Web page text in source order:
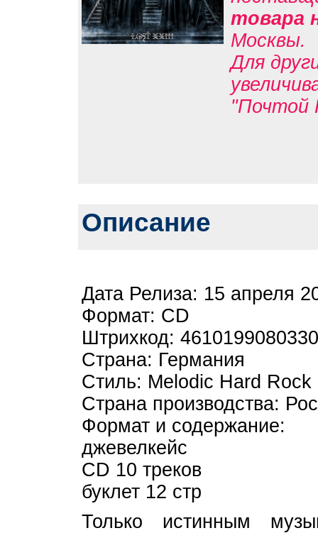
товара
Москвы.
Для
"Почтой
Описание
Дата Релиза: 15 апреля
Формат: CD
Штрихкод: 4610199080330
Страна: Германия
Стиль: Melodic Hard Rock
Страна производства:
Формат и содержание:
джевелкейс
CD 10 треков
буклет 12 стр
Только истинным